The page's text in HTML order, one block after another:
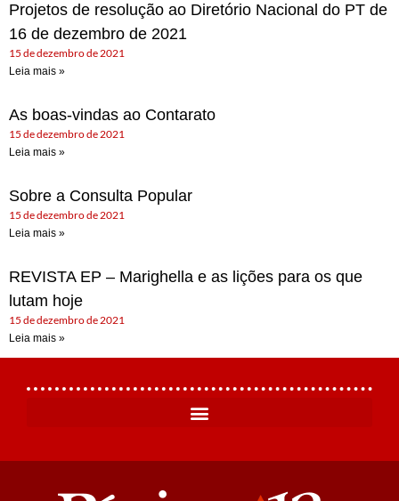
Projetos de resolução ao Diretório Nacional do PT de
16 de dezembro de 2021
15 de dezembro de 2021
Leia mais »
As boas-vindas ao Contarato
15 de dezembro de 2021
Leia mais »
Sobre a Consulta Popular
15 de dezembro de 2021
Leia mais »
REVISTA EP – Marighella e as lições para os que
lutam hoje
15 de dezembro de 2021
Leia mais »